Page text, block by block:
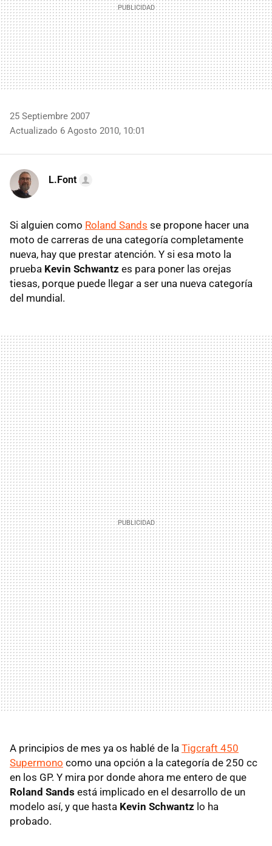
25 Septiembre 2007
Actualizado 6 Agosto 2010, 10:01
L.Font
Si alguien como Roland Sands se propone hacer una
moto de carreras de una categoría completamente
nueva, hay que prestar atención. Y si esa moto la
prueba Kevin Schwantz es para poner las orejas
tiesas, porque puede llegar a ser una nueva categoría
del mundial.
A principios de mes ya os hablé de la Tigcraft 450
Supermono como una opción a la categoría de 250 cc
en los GP. Y mira por donde ahora me entero de que
Roland Sands está implicado en el desarrollo de un
modelo así, y que hasta Kevin Schwantz lo ha
probado.